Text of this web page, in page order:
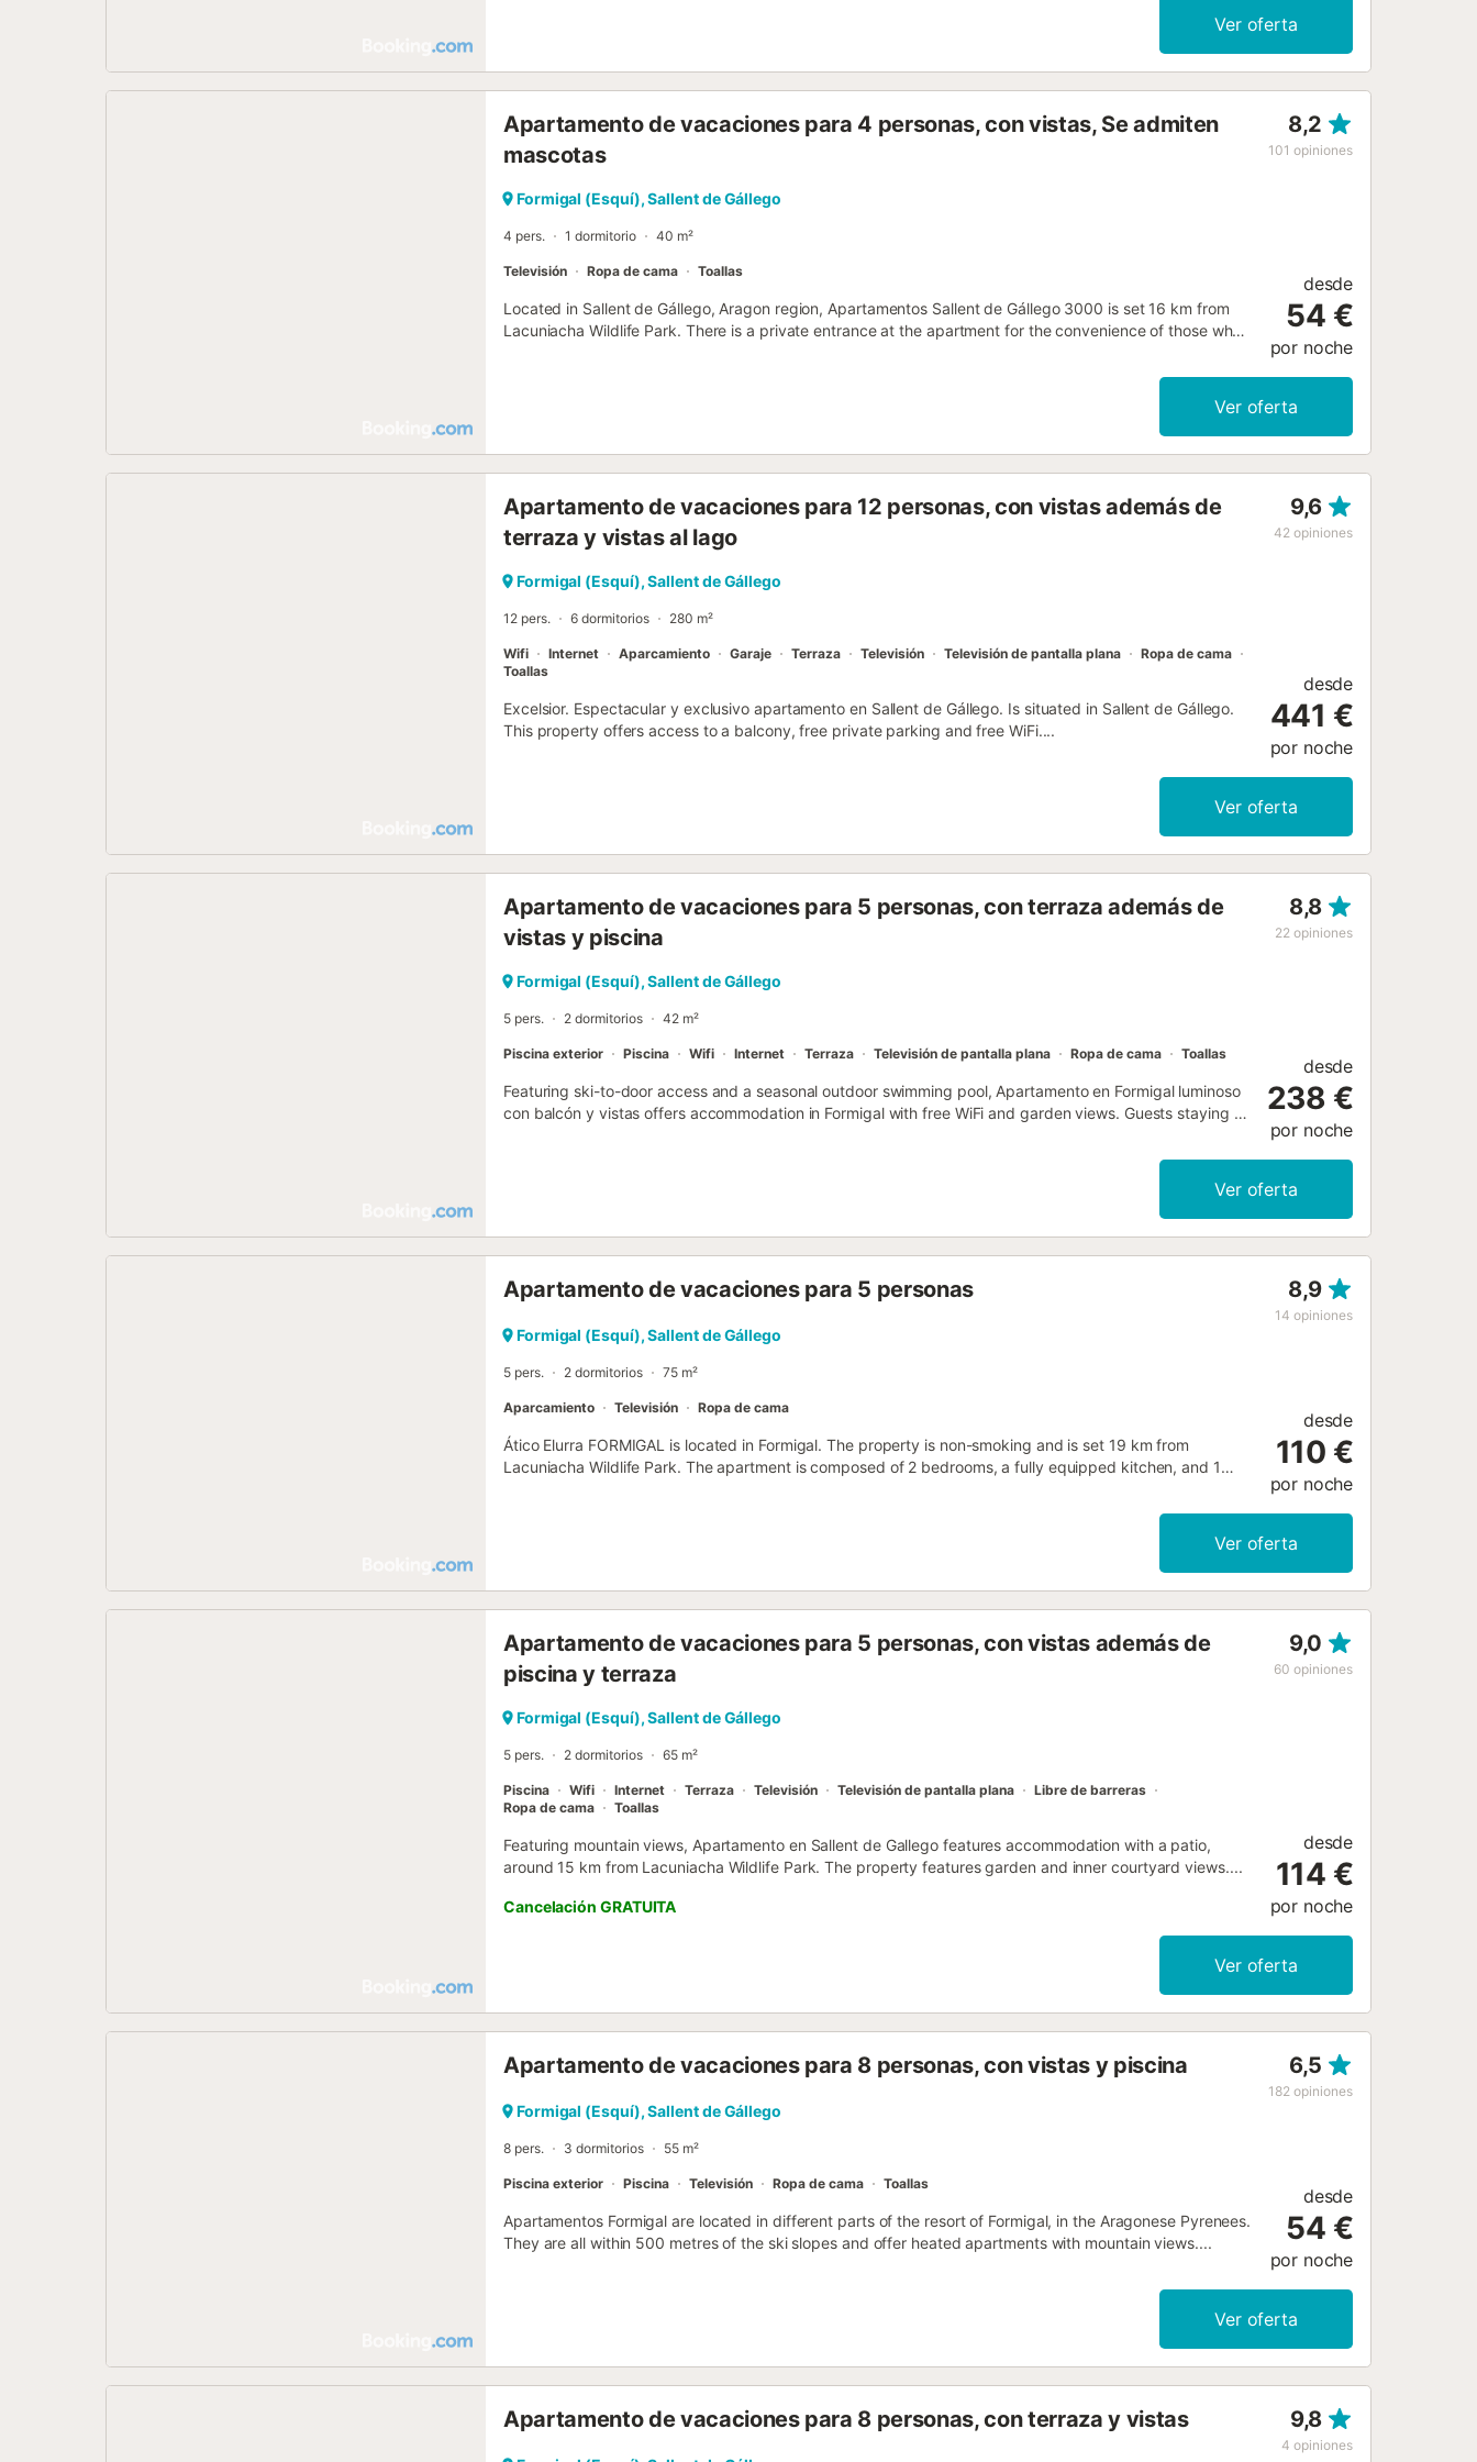
Ver oferta
Apartamento de vacaciones para 4 personas, con vistas, Se admiten
mascotas
8,2
101 opiniones
Formigal (Esquí), Sallent de Gállego
4 pers. 1 dormitorio 40 m²
Televisión Ropa de cama Toallas
Located in Sallent de Gállego, Aragon region, Apartamentos Sallent de Gállego 3000 is set 16 km from
Lacuniacha Wildlife Park. There is a private entrance at the apartment for the convenience of those who
desde
54 €
por noche
Ver oferta
Apartamento de vacaciones para 12 personas, con vistas además de
terraza y vistas al lago
9,6
42 opiniones
Formigal (Esquí), Sallent de Gállego
12 pers. 6 dormitorios 280 m²
Wifi Internet Aparcamiento Garaje Terraza Televisión Televisión de pantalla plana
Ropa de cama
Toallas
Excelsior. Espectacular y exclusivo apartamento en Sallent de Gállego. Is situated in Sallent de Gállego.
This property offers access to a balcony, free private parking and free WiFi....
desde
441 €
por noche
Ver oferta
Apartamento de vacaciones para 5 personas, con terraza además de
vistas y piscina
8,8
22 opiniones
Formigal (Esquí), Sallent de Gállego
5 pers. 2 dormitorios 42 m²
Piscina exterior Piscina Wifi Internet Terraza Televisión de pantalla plana Ropa de cama Toallas
Featuring ski-to-door access and a seasonal outdoor swimming pool, Apartamento en Formigal luminoso
con balcón y vistas offers accommodation in Formigal with free WiFi and garden views. Guests staying at
desde
238 €
por noche
Ver oferta
Apartamento de vacaciones para 5 personas 8,9
14 opiniones
Formigal (Esquí), Sallent de Gállego
5 pers. 2 dormitorios 75 m²
Aparcamiento Televisión Ropa de cama
Ático Elurra FORMIGAL is located in Formigal. The property is non-smoking and is set 19 km from
Lacuniacha Wildlife Park. The apartment is composed of 2 bedrooms, a fully equipped kitchen, and 1
desde
110 €
por noche
Ver oferta
Apartamento de vacaciones para 5 personas, con vistas además de
piscina y terraza
9,0
60 opiniones
Formigal (Esquí), Sallent de Gállego
5 pers. 2 dormitorios 65 m²
Piscina Wifi Internet Terraza Televisión Televisión de pantalla plana
Libre de barreras
Ropa de cama
Toallas
Featuring mountain views, Apartamento en Sallent de Gallego features accommodation with a patio,
around 15 km from Lacuniacha Wildlife Park. The property features garden and inner courtyard views....
Cancelación GRATUITA
desde
114 €
por noche
Ver oferta
Apartamento de vacaciones para 8 personas, con vistas y piscina 6,5
182 opiniones
Formigal (Esquí), Sallent de Gállego
8 pers. 3 dormitorios 55 m²
Piscina exterior Piscina Televisión Ropa de cama Toallas
Apartamentos Formigal are located in different parts of the resort of Formigal, in the Aragonese Pyrenees.
They are all within 500 metres of the ski slopes and offer heated apartments with mountain views....
desde
54 €
por noche
Ver oferta
Apartamento de vacaciones para 8 personas, con terraza y vistas 9,8
4 opiniones